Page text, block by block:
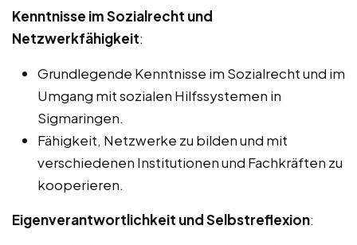
Kenntnisse im Sozialrecht und
Netzwerkfähigkeit:
Grundlegende Kenntnisse im Sozialrecht und im
Umgang mit sozialen Hilfssystemen in
Sigmaringen.
Fähigkeit, Netzwerke zu bilden und mit
verschiedenen Institutionen und Fachkräften zu
kooperieren.
Eigenverantwortlichkeit und Selbstreflexion: